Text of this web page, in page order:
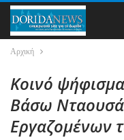
Αρχική
Κοινό
Βάσω
Εργαζομένων